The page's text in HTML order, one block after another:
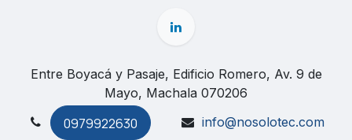
Entre Boyacá y Pasaje, Edificio Romero, Av. 9 de
Mayo, Machala 070206
0979922630 info@nosolotec.com